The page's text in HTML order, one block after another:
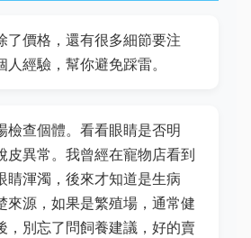
了價格，還有很多細節要注
經驗，幫你避免踩雷。
檢查個體。看看眼睛是否明
皮異常。我曾經在寵物店看到
睛渾濁，後來才知道是生病
來源，如果是繁殖場，通常健
，別忘了問飼養建議，好的賣